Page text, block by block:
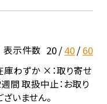
表示件数 20 40 60
わずか ×：取り寄せ
間 取扱中止：お取り
いません。